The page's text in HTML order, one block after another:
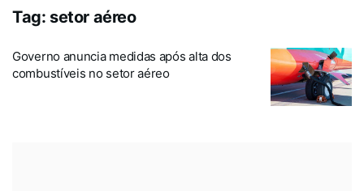
Tag: setor aéreo
Governo anuncia medidas após alta dos
combustíveis no setor aéreo